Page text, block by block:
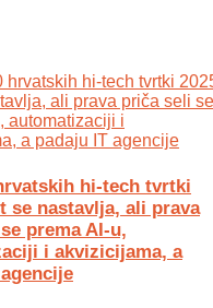
hi-tech tvrtki
se nastavlja, ali prava
prema AI-u,
i akvizicijama, a